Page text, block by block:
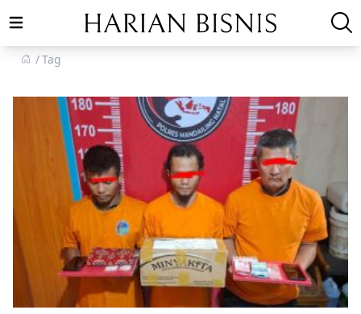
Open main menu
Tag